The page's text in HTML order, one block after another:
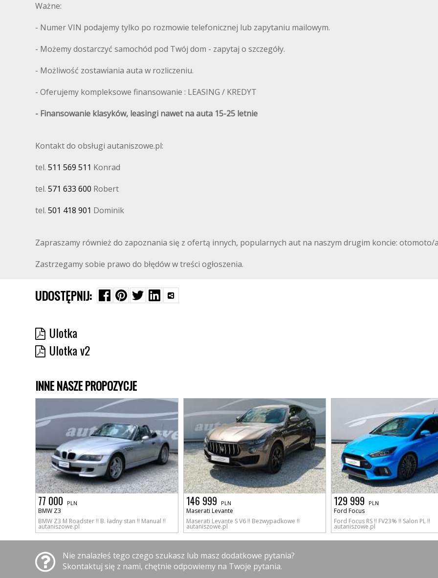
Ważne:
- Numer VIN podajemy tylko po rozmowie telefonicznej lub zapytaniu mailowym.
- Możemy dostarczyć samochód pod Twój dom - zapytaj o szczegóły.
- Możliwość zostawiania auta w rozliczeniu.
- Oferujemy kompleksowe finansowanie : LEASING / KREDYT
- Finansowanie klasyków, leasingi nawet na auta 15-25 letnie
Kontakt do obsługi autaniszowe.pl:
tel. 511 569 511 Konrad
tel. 571 633 600 Robert
tel. 501 418 901 Dominik
Zapraszamy również do zapoznania się z ofertą innych, popularnych aut na naszym drugim koncie: otomoto/
Zastrzegamy sobie prawo do błędów w treści ogłoszenia.
UDOSTĘPNIJ:
Ulotka
Ulotka v2
INNE NASZE PROPOZYCJE
77 000 PLN
BMW Z3
BMW Z3 M Roadster !! B. ładny stan !! Manual !!
autaniszowe.pl
146 999 PLN
Maserati Levante
Maserati Levante S V6 !! Bezwypadkowe !!
autaniszowe.pl
129 999 PLN
Ford Focus
Ford Focus RS !! FV23% !! Salon PL !!
autaniszowe.pl
Nie znalazłeś tego czego szukasz lub masz dodatkowe pytania?
Skontaktuj się z nami, chętnie odpowiemy na Twoje pytania.